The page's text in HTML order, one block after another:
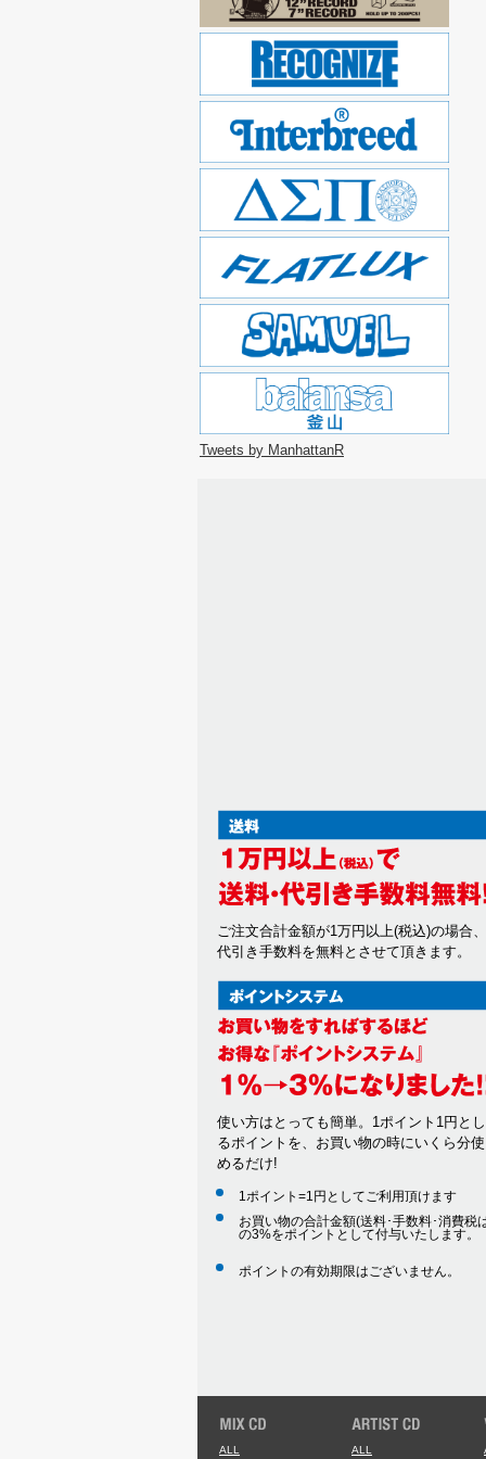
Tweets by ManhattanR
ご注文合計金額が1万円以上(税込)の場合
代引き手数料を無料とさせて頂きます。
使い方はとっても簡単。1ポイント1円と
るポイントを、お買い物の時にいくら分
めるだけ!
1ポイント=1円としてご利用頂けます
お買い物の合計金額(送料･手数料･消費税
の3%をポイントとして付与いたします。
ポイントの有効期限はございません。
ALL ALL